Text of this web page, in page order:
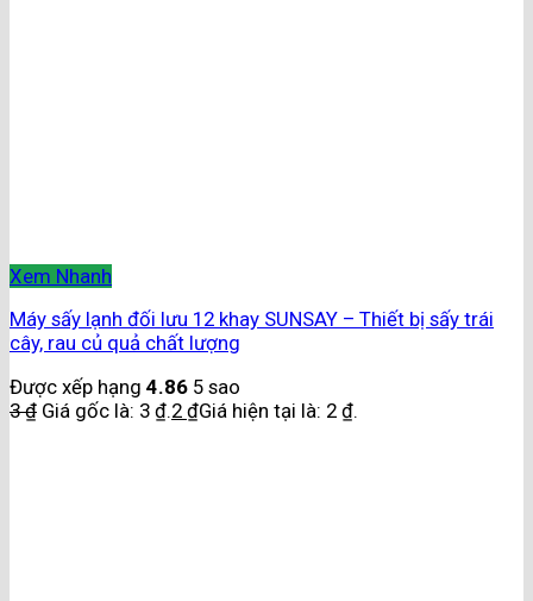
Xem Nhanh
Máy sấy lạnh đối lưu 12 khay SUNSAY – Thiết bị sấy trái
cây, rau củ quả chất lượng
Được xếp hạng 4.86 5 sao
3₫ Giá gốc là: 3 ₫.2 ₫Giá hiện tại là: 2 ₫.